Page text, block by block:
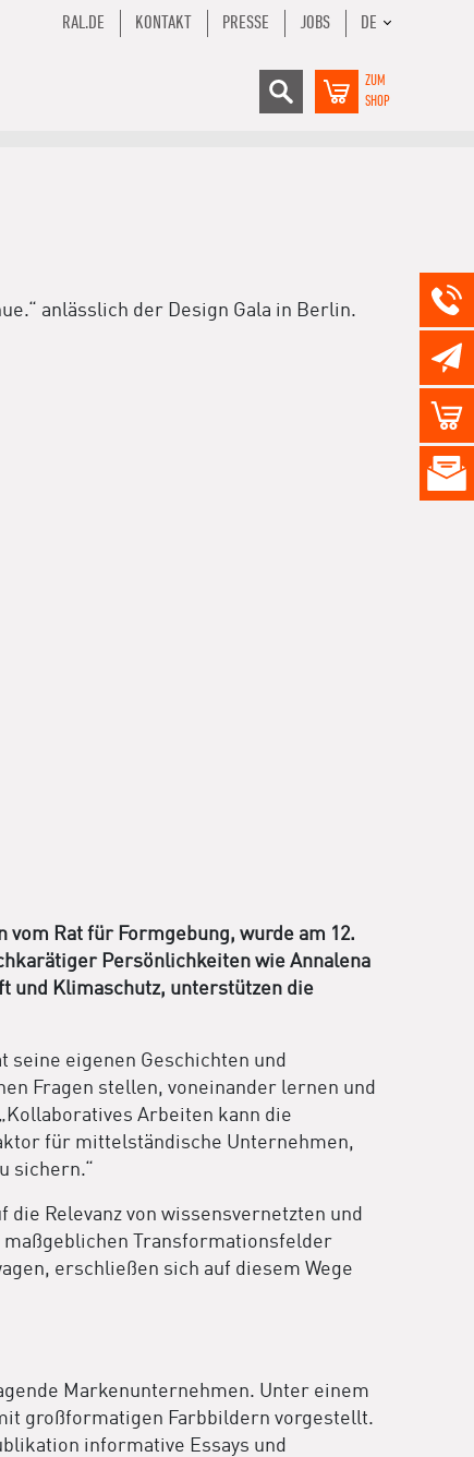
RAL.DE KONTAKT PRESSE JOBS DE
ZUM
SHOP
anlässlich der Design Gala in Berlin.
Rat für Formgebung, wurde am 12.
Persönlichkeiten wie Annalena
und Klimaschutz, unterstützen die
seine eigenen Geschichten und
Fragen stellen, voneinander lernen und
Arbeiten kann die
für mittelständische Unternehmen,
sichern.“
Relevanz von wissensvernetzten und
Transformationsfelder
erschließen sich auf diesem Wege
Markenunternehmen. Unter einem
großformatigen Farbbildern vorgestellt.
informative Essays und